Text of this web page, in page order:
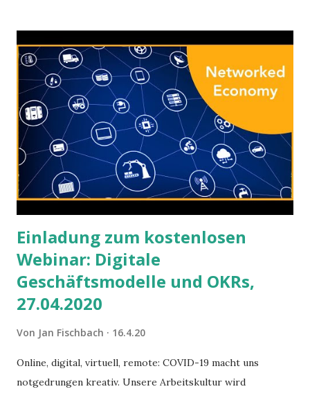
Einladung zum kostenlosen
Webinar: Digitale
Geschäftsmodelle und OKRs,
27.04.2020
Von Jan Fischbach 16.4.20
Online, digital, virtuell, remote: COVID-19 macht uns
notgedrungen kreativ. Unsere Arbeitskultur wird